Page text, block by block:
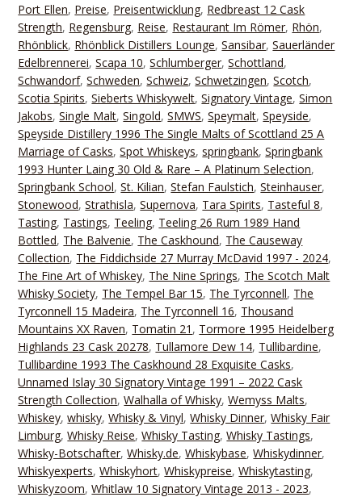
Port Ellen, Preise, Preisentwicklung, Redbreast 12 Cask
Strength, Regensburg, Reise, Restaurant Im Römer, Rhön,
Rhönblick, Rhönblick Distillers Lounge,Sansibar,Sauerländer
Edelbrennerei,Scapa 10,Schlumberger,Schottland,
Schwandorf,Schweden,Schweiz,Schwetzingen,Scotch,
Scotia Spirits,Sieberts Whiskywelt,Signatory Vintage,Simon
Jakobs,Single Malt,Singold,SMWS,Speymalt,Speyside,
Speyside Distillery 1996 The Single Malts of Scottland 25 A
Marriage of Casks,Spot Whiskeys,springbank,Springbank
1993 Hunter Laing 30 Old & Rare – A Platinum Selection,
Springbank School,St. Kilian,Stefan Faulstich,Steinhauser,
Stonewood,Strathisla,Supernova, Tara Spirits, Tasteful 8,
Tasting, Tastings, Teeling, Teeling 26 Rum 1989 Hand
Bottled, The Balvenie, The Caskhound, The Causeway
Collection, The Fiddichside 27 Murray McDavid 1997 - 2024,
The Fine Art of Whiskey, The Nine Springs, The Scotch Malt
Whisky Society, The Tempel Bar 15, The Tyrconnell, The
Tyrconnell 15 Madeira, The Tyrconnell 16, Thousand
Mountains XX Raven, Tomatin 21 , Tormore 1995 Heidelberg
Highlands 23 Cask 20278, Tullamore Dew 14, Tullibardine,
Tullibardine 1993 The Caskhound 28 Exquisite Casks,
Unnamed Islay 30 Signatory Vintage 1991 – 2022 Cask
Strength Collection,Walhalla of Whisky,Wemyss Malts,
Whiskey,whisky,Whisky & Vinyl,Whisky Dinner,Whisky Fair
Limburg,Whisky Reise,Whisky Tasting,Whisky Tastings,
Whisky-Botschafter,Whisky.de,Whiskybase,Whiskydinner,
Whiskyexperts,Whiskyhort,Whiskypreise,Whiskytasting,
Whiskyzoom,Whitlaw 10 Signatory Vintage 2013 - 2023,